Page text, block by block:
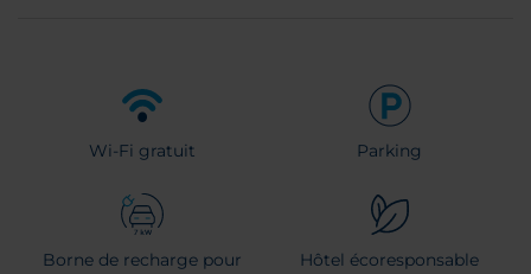
Wi-Fi gratuit Parking
Borne de recharge pour
Hôtel écoresponsable